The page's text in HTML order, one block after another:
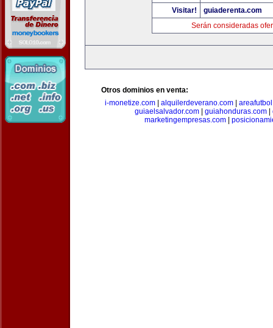
Visitar!
guiaderenta.com
Serán consideradas
Otros dominios en venta:
i-monetize.com
alquilerdeverano.com
guiaelsalvador.com| guiahonduras.com|
marketingempresas.com